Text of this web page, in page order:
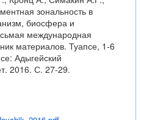
зональность в
биосфера и
международная
материалов. Туапсе, 1-6
Адыгейский
2016. С. 27-29.